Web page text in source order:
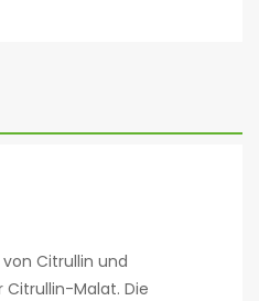
Citrullin und
Citrullin-Malat. Die